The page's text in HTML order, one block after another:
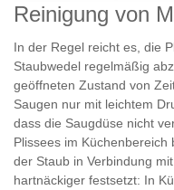
Reinigung von
In der Regel reicht es, die
Staubwedel regelmäßig
geöffneten Zustand von
Saugen nur mit leichtem
dass die Saugdüse nicht
Plissees im
der Staub in Verbindung
hartnäckiger festsetzt: In